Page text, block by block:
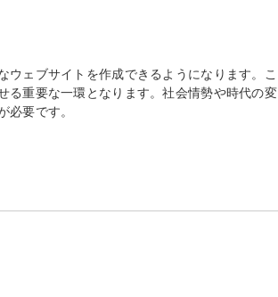
ェブサイトを作成できるようになります。こ
る重要な一環となります。社会情勢や時代の変
要です。